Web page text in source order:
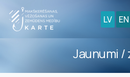
LV EN
Jaunumi /